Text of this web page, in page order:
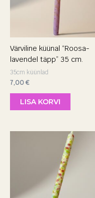
Värviline küünal “Roosa-
lavendel täpp” 35 cm.
35cm küünlad
7,00€
LISA KORVI